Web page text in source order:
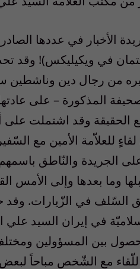
في ويكيليكس)! وقد
من رجال دين وناشطين
المذكورة – على
الحقيقة وقد اشتملت على
للعلاّمة الأمين مع
على الجريدة والنّاطق
وما بعدها وإلى الأمس
في الزّيارات. وقد
في إيران السيد علي
بين المسؤولين
مع الشّخص مباحاً